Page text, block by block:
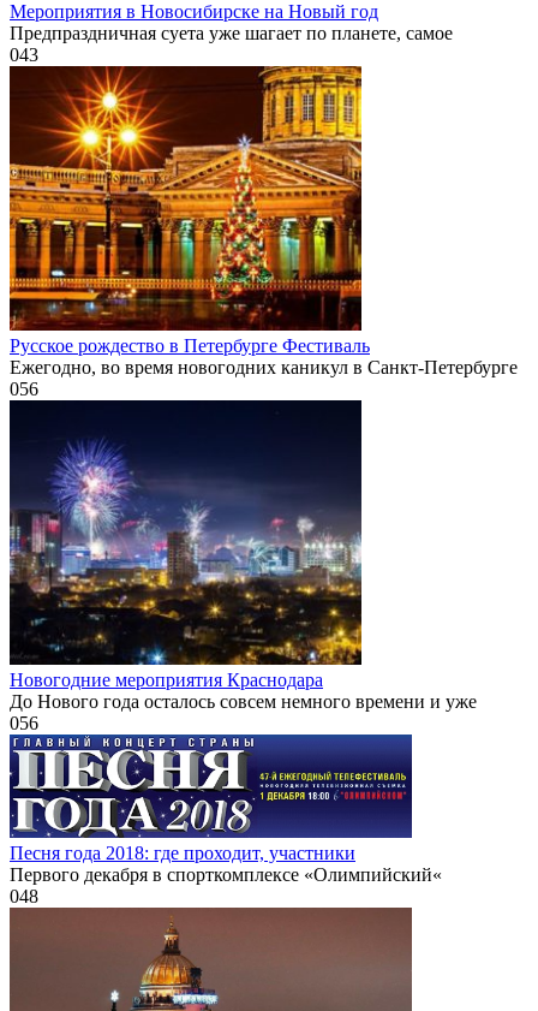
Мероприятия в Новосибирске на Новый год
Предпраздничная суета уже шагает по планете, самое
043
Русское рождество в Петербурге Фестиваль
Ежегодно, во время новогодних каникул в Санкт-Петербурге
056
Новогодние мероприятия Краснодара
До Нового года осталось совсем немного времени и уже
056
Песня года 2018: где проходит, участники
Первого декабря в спорткомплексе «Олимпийский«
048